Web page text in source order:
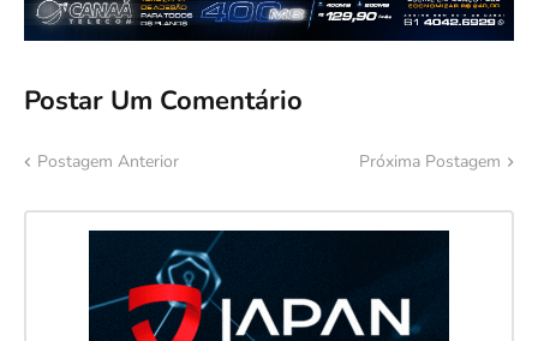
Postar Um Comentário
Postagem Anterior Próxima Postagem